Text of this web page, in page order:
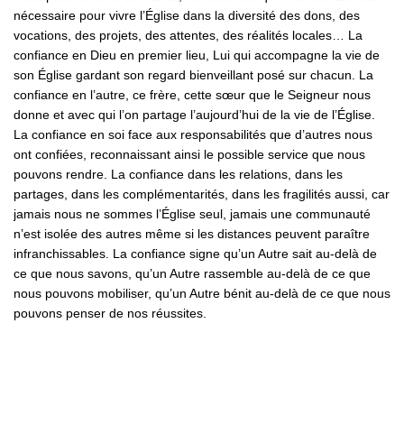
nécessaire pour vivre l’Église dans la diversité des dons, des
vocations, des projets, des attentes, des réalités locales… La
confiance en Dieu en premier lieu, Lui qui accompagne la vie de
son Église gardant son regard bienveillant posé sur chacun. La
confiance en l’autre, ce frère, cette sœur que le Seigneur nous
donne et avec qui l’on partage l’aujourd’hui de la vie de l’Église.
La confiance en soi face aux responsabilités que d’autres nous
ont confiées, reconnaissant ainsi le possible service que nous
pouvons rendre. La confiance dans les relations, dans les
partages, dans les complémentarités, dans les fragilités aussi, car
jamais nous ne sommes l’Église seul, jamais une communauté
n’est isolée des autres même si les distances peuvent paraître
infranchissables. La confiance signe qu’un Autre sait au-delà de
ce que nous savons, qu’un Autre rassemble au-delà de ce que
nous pouvons mobiliser, qu’un Autre bénit au-delà de ce que nous
pouvons penser de nos réussites.